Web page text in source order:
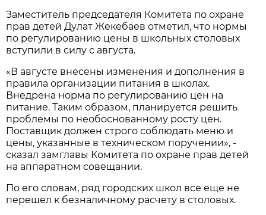
Заместитель председателя Комитета по охране
прав детей Дулат Жекебаев отметил, что нормы
по регулированию цены в школьных столовых
вступили в силу с августа.
«В августе внесены изменения и дополнения в
правила организации питания в школах.
Внедрена норма по регулированию цен на
питание. Таким образом, планируется решить
проблемы по необоснованному росту цен.
Поставщик должен строго соблюдать меню и
цены, указанные в техническом поручении», -
сказал замглавы Комитета по охране прав детей
на аппаратном совещании.
По его словам, ряд городских школ все еще не
перешел к безналичному расчету в столовых.